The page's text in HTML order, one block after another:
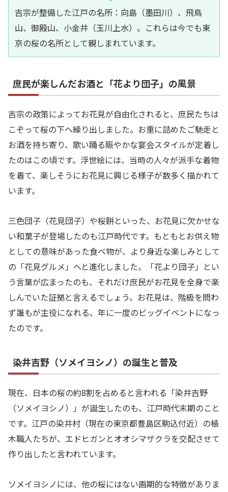
吉宗が整備した江戸の名所：向島（墨田川）、飛鳥
山、御殿山、小金井（玉川上水）。これらは今でも東
京の桜の名所として親しまれています。
庶民が楽しんだお酒と「花より団子」の風景
吉宗の政策によってお花見が自由化されると、庶民たちは
こぞって桜の下へ繰り出しました。お重に詰めたご馳走と
お酒を持ち寄り、歌い踊る賑やかな宴会スタイルが定着し
たのはこの頃です。浮世絵には、当時の人々が派手な着物
を着て、楽しそうにお花見に興じる様子が数多く描かれて
います。
三色団子（花見団子）や桜餅といった、お花見に欠かせな
い和菓子が登場したのも江戸時代です。もともとお供え物
としての意味があった食べ物が、より身近な楽しみとして
の「花見グルメ」へと進化しました。「花より団子」とい
う言葉が広まったのも、それだけ庶民がお花見を全身で楽
しんでいた証拠と言えるでしょう。お花見は、階級を問わ
ず誰もが主役になれる、年に一度のビッグイベントになっ
たのです。
染井吉野（ソメイヨシノ）の誕生と普及
現在、日本の桜の約8割を占めると言われる「染井吉野
（ソメイヨシノ）」が誕生したのも、江戸時代末期のこと
です。江戸の染井村（現在の東京都豊島区駒込付近）の植
木職人たちが、エドヒガンとオオシマザクラを交配させて
作り出したと言われています。
ソメイヨシノには、他の桜にはない画期的な特徴がありま